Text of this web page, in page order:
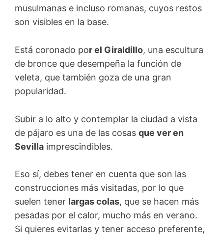
musulmanas e incluso romanas, cuyos restos
son visibles en la base.
Está coronado por el Giraldillo, una escultura
de bronce que desempeña la función de
veleta, que también goza de una gran
popularidad.
Subir a lo alto y contemplar la ciudad a vista
de pájaro es una de las cosas que ver en
Sevilla imprescindibles.
Eso sí, debes tener en cuenta que son las
construcciones más visitadas, por lo que
suelen tener largas colas, que se hacen más
pesadas por el calor, mucho más en verano.
Si quieres evitarlas y tener acceso preferente,